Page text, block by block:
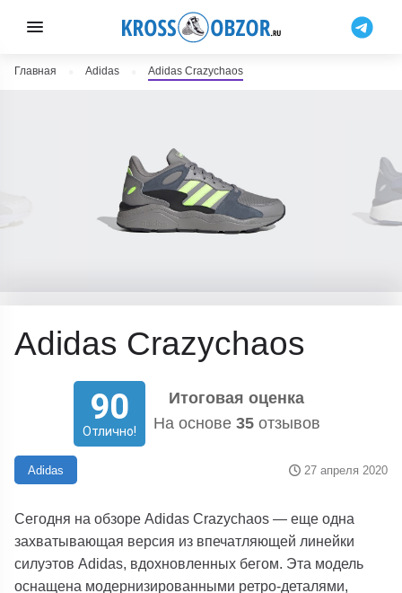
Главная Adidas Adidas Crazychaos
Adidas Crazychaos
90
Отлично!
Итоговая оценка
На основе 35отзывов
Adidas 27 апреля 2020
Сегодня на обзоре Adidas Crazychaos — еще одна
захватывающая версия из впечатляющей линейки
силуэтов Adidas, вдохновленных бегом. Эта модель
оснащена модернизированными ретро-деталями,